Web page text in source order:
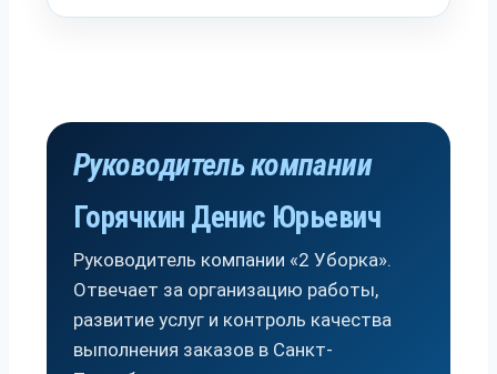
Руководитель компании
Горячкин Денис Юрьевич
Руководитель компании «2 Уборка».
Отвечает за организацию работы,
развитие услуг и контроль качества
выполнения заказов в Санкт-